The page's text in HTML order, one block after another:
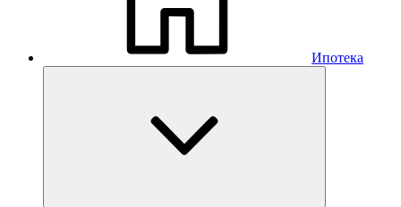
Ипотека